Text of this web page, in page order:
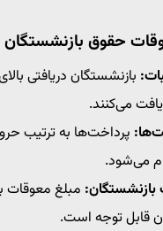
حقوق بازنشستگان
می‌کنند.
پرداخت‌ها به ترتیب
می‌شود.
قابل توجه است.